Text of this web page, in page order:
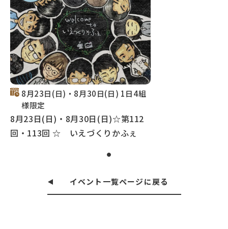
8月23日(日)・8月30日(日) 1日4組
様限定
8月23日(日)・8月30日(日)☆第112
回・113回 ☆ いえづくりかふぇ
イベント一覧ページに戻る